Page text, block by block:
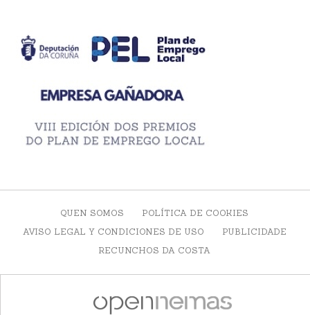
QUEN SOMOS
POLÍTICA DE COOKIES
AVISO LEGAL Y CONDICIONES DE USO
PUBLICIDADE
RECUNCHOS DA COSTA